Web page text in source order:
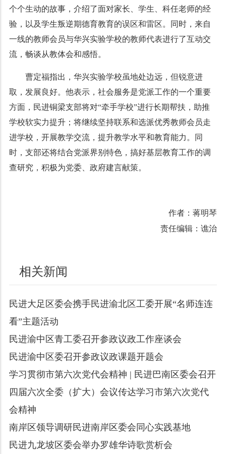
个个生动的故事，介绍了面对家长、学生、科任老师的经
验，以及学生叛逆期德育教育的误区和雷区。同时，来自
一线的教师会员与华兴实验学校的教师代表进行了互动交
流，畅谈从教体会和感悟。
曹定福指出，华兴实验学校虽地处边远，但锐意进
取，发展良好。他表示，社会服务是党派工作的一个重要
方面，民进铜梁支部将对“牵手学校”进行长期帮扶，助推
学校软实力提升；将继续坚持联系和选派优秀教师会员走
进学校，开展教学交流，提升教学水平和教育能力。同
时，支部还将结合党派界别特色，搞好基层教育工作的调
查研究，积极为党委、政府建言献策。
作者：蒋明琴
责任编辑：谯治
相关新闻
民进大足区委会携手民进渝北区工委开展“名师连连
看”主题活动
民进渝中区青工委召开参政议政工作座谈会
民进渝中区委召开参政议政课题开题会
学习贯彻市第六次党代会精神 | 民进巴南区委会召开
四届六次全委（扩大）会议传达学习市第六次党代
会精神
南岸区领导调研民进南岸区委会同心实践基地
民进九龙坡区委会举办罗雄华诗歌赏析会